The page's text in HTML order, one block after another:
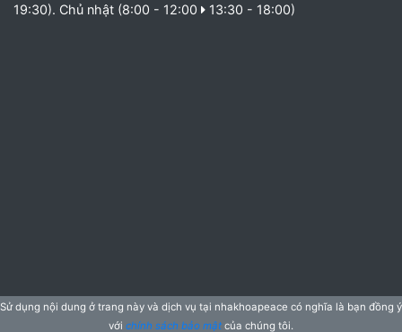
19:30). Chủ nhật (8:00 - 12:00
13:30 - 18:00)
Sử dụng nội dung ở trang này và dịch vụ tại nhakhoapeace có nghĩa là bạn đồng ý
với chính sách bảo mật của chúng tôi.